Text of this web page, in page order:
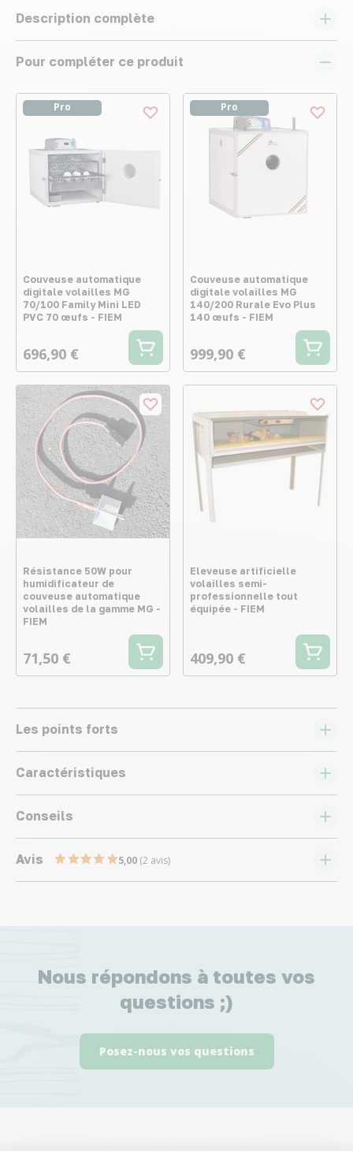
Description complète
Pour compléter ce produit
Pro
Couveuse automatique
digitale volailles MG
70/100 Family Mini LED
PVC 70 œufs - FIEM
696,90 €
Pro
Couveuse automatique
digitale volailles MG
140/200 Rurale Evo Plus
140 œufs - FIEM
999,90 €
Résistance 50W pour
humidificateur de
couveuse automatique
volailles de la gamme MG -
FIEM
71,50 €
Eleveuse artificielle
volailles semi-
professionnelle tout
équipée - FIEM
409,90 €
Les points forts
Caractéristiques
Conseils
Avis 5,00 (2 avis)
Nous répondons à toutes vos
questions ;)
Posez-nous vos questions